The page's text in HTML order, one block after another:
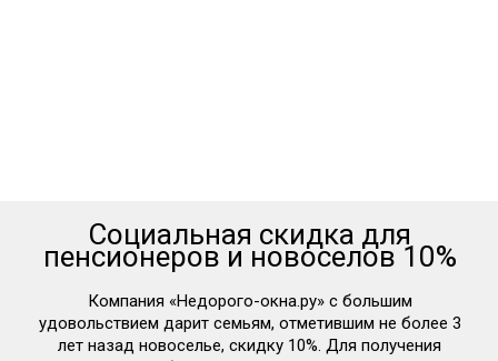
Социальная скидка для
пенсионеров и новоселов 10%
Компания «Недорого-окна.ру» с большим
удовольствием дарит семьям, отметившим не более 3
лет назад новоселье, скидку 10%. Для получения